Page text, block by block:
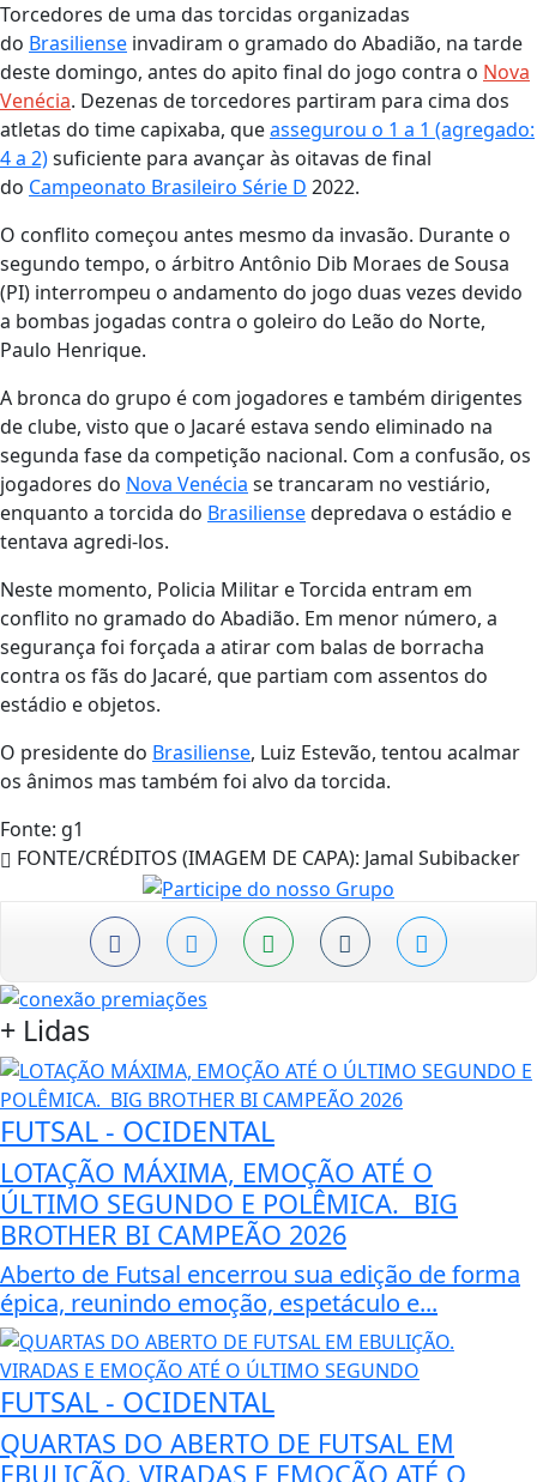
Torcedores de uma das torcidas organizadas
do Brasiliense invadiram o gramado do Abadião, na tarde
deste domingo, antes do apito final do jogo contra o Nova
Venécia. Dezenas de torcedores partiram para cima dos
atletas do time capixaba, queassegurou o 1 a 1 (agregado:
4 a 2)suficiente para avançar às oitavas de final
do Campeonato Brasileiro Série D 2022.
O conflito começou antes mesmo da invasão. Durante o
segundo tempo, o árbitro Antônio Dib Moraes de Sousa
(PI) interrompeu o andamento do jogo duas vezes devido
a bombas jogadas contra o goleiro do Leão do Norte,
Paulo Henrique.
A bronca do grupo é com jogadores e também dirigentes
de clube, visto que o Jacaré estava sendo eliminado na
segunda fase da competição nacional. Com a confusão, os
jogadores do Nova Venécia se trancaram no vestiário,
enquanto a torcida do Brasiliensedepredava o estádio e
tentava agredi-los.
Neste momento, Policia Militar e Torcida entram em
conflito no gramado do Abadião. Em menor número, a
segurança foi forçada a atirar com balas de borracha
contra os fãs do Jacaré, que partiam com assentos do
estádio e objetos.
O presidente do Brasiliense, Luiz Estevão, tentou acalmar
os ânimos mas também foi alvo da torcida.
Fonte: g1
FONTE/CRÉDITOS (IMAGEM DE CAPA): Jamal Subibacker
+ Lidas
FUTSAL - OCIDENTAL
LOTAÇÃO MÁXIMA, EMOÇÃO ATÉ O
ÚLTIMO SEGUNDO E POLÊMICA. BIG
BROTHER BI CAMPEÃO 2026
Aberto de Futsal encerrou sua edição de forma
épica, reunindo emoção, espetáculo e...
FUTSAL - OCIDENTAL
QUARTAS DO ABERTO DE FUTSAL EM
EBULIÇÃO. VIRADAS E EMOÇÃO ATÉ O